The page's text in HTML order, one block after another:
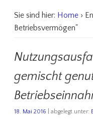
Sie sind hier: Home›
Betriebsvermögen"
gemischt
18. Mai 2016 | abgelegt unter: